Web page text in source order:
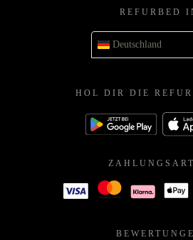
REFURBED
Deutschland
HOL DIR DIE